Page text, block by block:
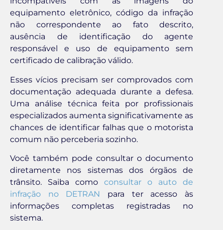
equipamento eletrônico, código da infração
não correspondente ao fato descrito,
ausência de identificação do agente
responsável e uso de equipamento sem
certificado de calibração válido.
Esses vícios precisam ser comprovados com
documentação adequada durante a defesa.
Uma análise técnica feita por profissionais
especializados aumenta significativamente as
chances de identificar falhas que o motorista
comum não perceberia sozinho.
Você também pode consultar o documento
diretamente nos sistemas dos órgãos de
trânsito. Saiba como consultar o auto de
infração no DETRAN para ter acesso às
informações completas registradas no
sistema.